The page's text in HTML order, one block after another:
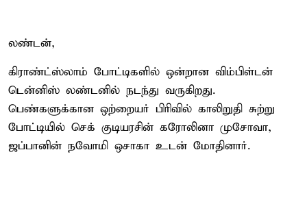
லண்டன்,
கிராண்ட்ஸ்லாம் போட்டிகளில் ஒன்றான விம்பிள்டன்
டென்னிஸ் லண்டனில் நடந்து வருகிறது.
பெண்களுக்கான ஒற்றையர் பிரிவில் காலிறுதி சுற்று
போட்டியில் செக் குடியரசின் கரோலினா முசோவா,
ஜப்பானின் நவோமி ஒசாகா உடன் மோதினார்.